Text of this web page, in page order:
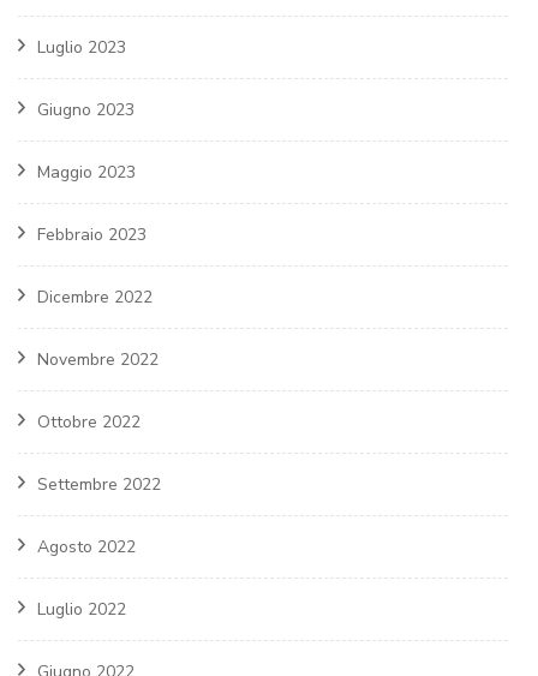
Luglio 2023
Giugno 2023
Maggio 2023
Febbraio 2023
Dicembre 2022
Novembre 2022
Ottobre 2022
Settembre 2022
Agosto 2022
Luglio 2022